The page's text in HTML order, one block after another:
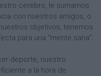
cerebro, le sumamos
con nuestros amigos, o
objetivos, tenemos
para una “mente sana”.
deporte, nuestro
a la hora de